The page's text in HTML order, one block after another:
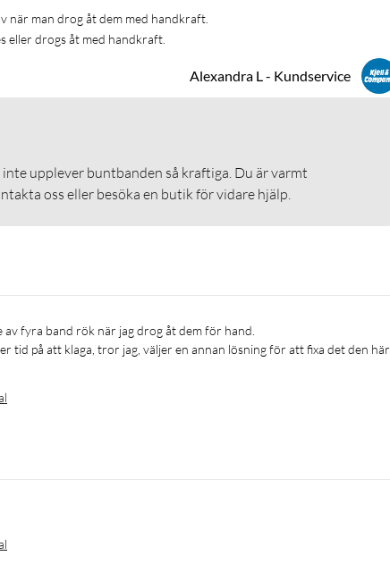
när man drog åt dem med handkraft.
eller drogs åt med handkraft.
Alexandra L - Kundservice
upplever buntbanden så kraftiga. Du är varmt
oss eller besöka en butik för vidare hjälp.
tid på att klaga, tror jag, väljer en annan lösning för att fixa det den här